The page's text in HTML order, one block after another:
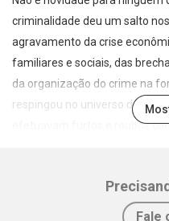
criminalidade deu um salto
agravamento da crise
familiares e sociais, das
da organização do crime na
respingou no universo da
efetuavam furtos e roubos
(principalmente de luxo) para
– pasme! – ostentá-las emFale